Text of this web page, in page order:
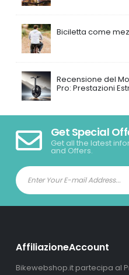
Biciletta come
Recensione del
Pro: Prestazioni
Get Special
Get all the latest
and Offers.
AffiliazioneAccount
Bikewebshop.it partecipa al